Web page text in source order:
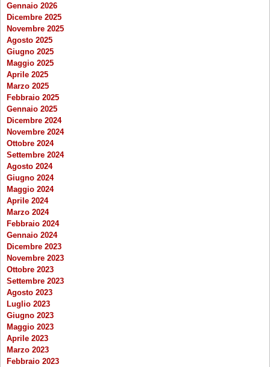
Gennaio 2026
Dicembre 2025
Novembre 2025
Agosto 2025
Giugno 2025
Maggio 2025
Aprile 2025
Marzo 2025
Febbraio 2025
Gennaio 2025
Dicembre 2024
Novembre 2024
Ottobre 2024
Settembre 2024
Agosto 2024
Giugno 2024
Maggio 2024
Aprile 2024
Marzo 2024
Febbraio 2024
Gennaio 2024
Dicembre 2023
Novembre 2023
Ottobre 2023
Settembre 2023
Agosto 2023
Luglio 2023
Giugno 2023
Maggio 2023
Aprile 2023
Marzo 2023
Febbraio 2023